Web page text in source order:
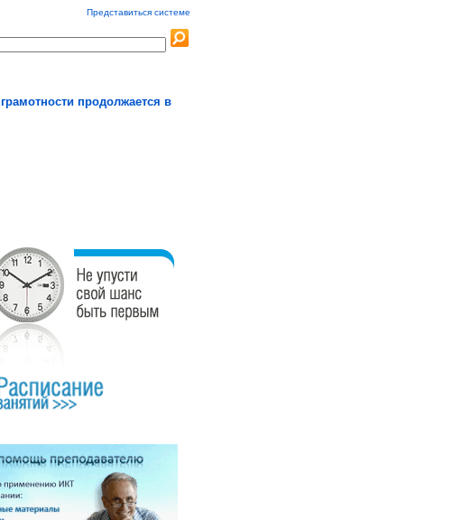
Представиться системе
продолжается в